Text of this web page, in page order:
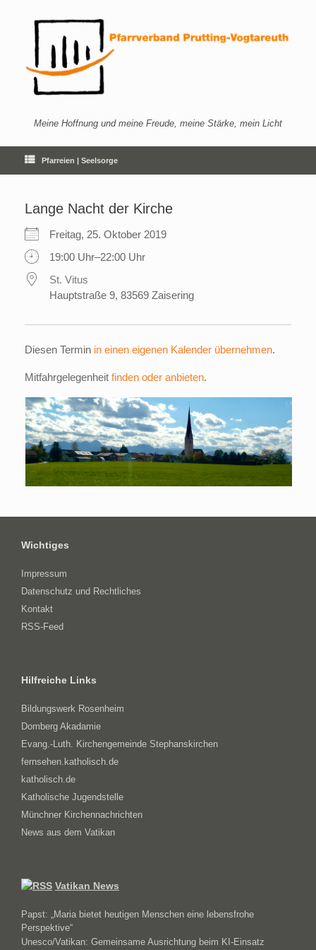
Meine Hoffnung und meine Freude, meine Stärke, mein Licht
Pfarreien | Seelsorge
Lange Nacht der Kirche
Freitag, 25. Oktober 2019
19:00 Uhr–22:00 Uhr
St. Vitus
Hauptstraße 9, 83569 Zaisering
Diesen Termin in einen eigenen Kalender übernehmen.
Mitfahrgelegenheit finden oder anbieten.
Wichtiges
Impressum
Datenschutz und Rechtliches
Kontakt
RSS-Feed
Hilfreiche Links
Bildungswerk Rosenheim
Domberg Akadamie
Evang.-Luth. Kirchengemeinde Stephanskirchen
fernsehen.katholisch.de
katholisch.de
Katholische Jugendstelle
Münchner Kirchennachrichten
News aus dem Vatikan
Vatikan News
Papst: „Maria bietet heutigen Menschen eine lebensfrohe
Perspektive“
Unesco/Vatikan: Gemeinsame Ausrichtung beim KI-Einsatz